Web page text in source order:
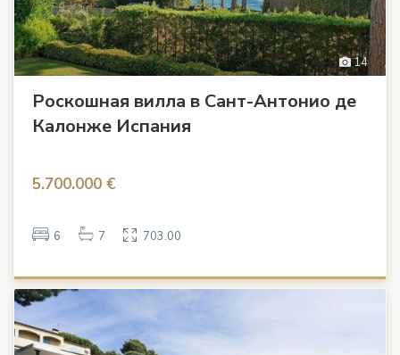
14
Роскошная вилла в Сант-Антонио де
Калонже Испания
5.700.000 €
6 7 703.00